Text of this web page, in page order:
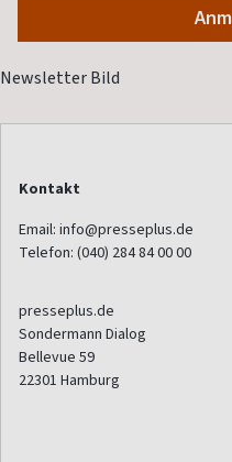
Kontakt
Email: info@presseplus.de
Telefon: (040) 284 84 00 00
presseplus.de
Sondermann Dialog
Bellevue 59
22301 Hamburg